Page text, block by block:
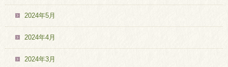
2024年5月
2024年4月
2024年3月